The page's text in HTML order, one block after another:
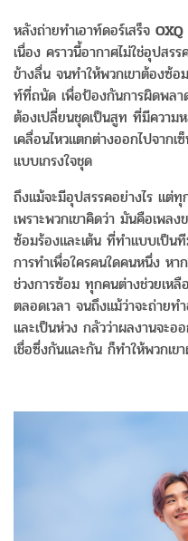
หลังถ่ายทำเอาท์ดอร์เสร็จ OXQ
เนื่อง คราวนี้อากาศไม่ใช่อุปส
ข้างลื่น จนทำให้พวกเขาต้องซ้
ท์ที่ถนัด เพื่อป้องกันการผิดพลา
ต้องเปลี่ยนชุดเป็นสูท ที่มีความ
เคลื่อนไหวแตกต่างออกไปจาก
แบบเกรงใจชุด
ถึงแม้จะมีอุปสรรคอย่างไร แต่
เพราะพวกเขาคิดว่า มันคือเพล
ซ้อมร้องและเต้น ที่ทำแบบเป็น
การทำเพื่อใครคนใดคนหนึ่ง ห
ช่วงการซ้อม ทุกคนต่างช่วยเห
ตลอดเวลา จนถึงแม้ว่าจะถ่ายท
และเป็นห่วง กลัวว่าผลงานจะอ
เชื่อซึ่งกันและกัน ก็ทำให้พวกเข